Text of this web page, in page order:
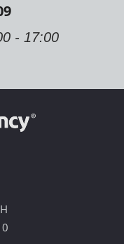
- 17:00